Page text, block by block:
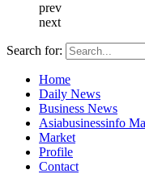
prev
next
Search for:
Home
Daily News
Business News
Asiabusinessinfo
Market
Profile
Contact